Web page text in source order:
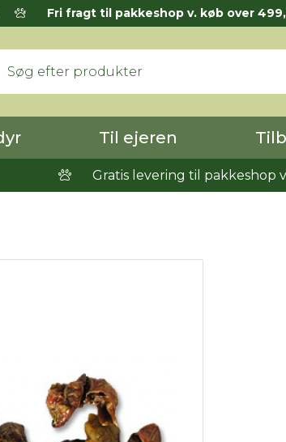
Fri fragt til pakkeshop v. køb over
Til ejeren
Gratis levering til pakkeshop